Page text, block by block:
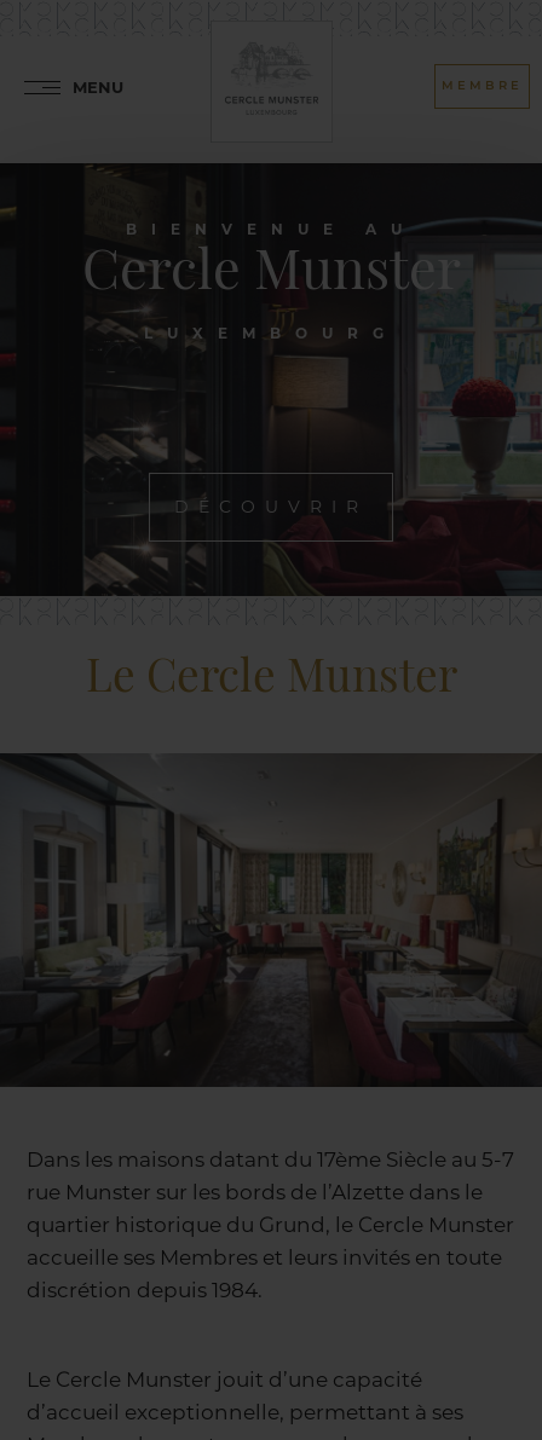
MENU MEMBRE
BIENVENUE AU
Cercle Munster
LUXEMBOURG
DÉCOUVRIR
Le Cercle Munster
Dans les maisons datant du 17ème Siècle au 5-7
rue Munster sur les bords de l’Alzette dans le
quartier historique du Grund, le Cercle Munster
accueille ses Membres et leurs invités en toute
discrétion depuis 1984.
Le Cercle Munster jouit d’une capacité
d’accueil exceptionnelle, permettant à ses